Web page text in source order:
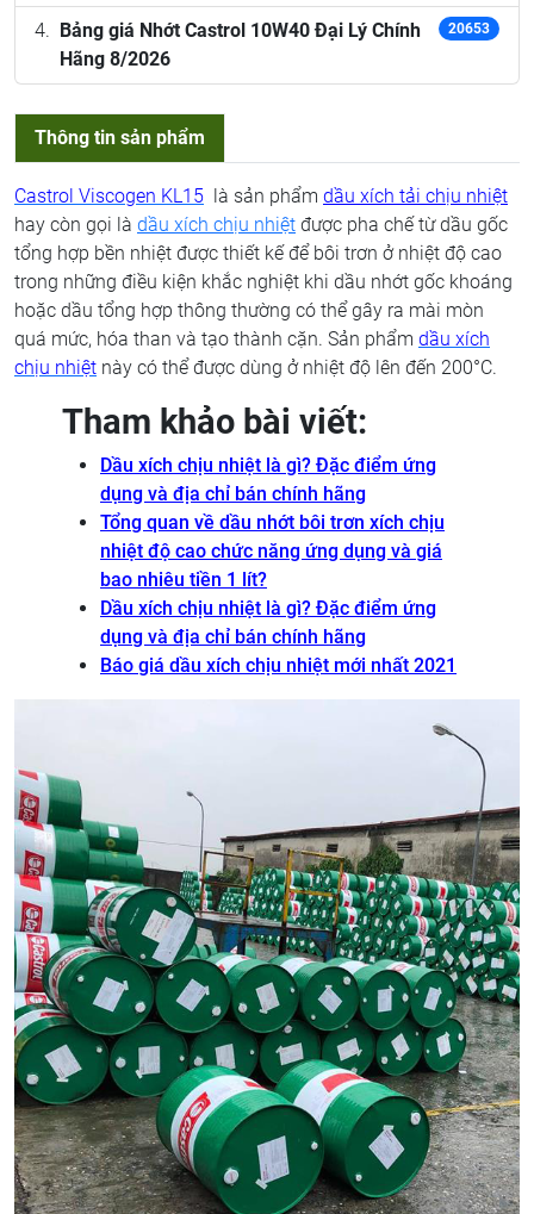
Bảng giá Nhớt Castrol 10W40 Đại Lý Chính
Hãng 8/2026
20653
Thông tin sản phẩm
Castrol Viscogen KL15 là sản phẩm dầu xích tải chịu nhiệt
hay còn gọi là dầu xích chịu nhiệt được pha chế từ dầu gốc
tổng hợp bền nhiệt được thiết kế để bôi trơn ở nhiệt độ cao
trong những điều kiện khắc nghiệt khi dầu nhớt gốc khoáng
hoặc dầu tổng hợp thông thường có thể gây ra mài mòn
quá mức, hóa than và tạo thành cặn. Sản phẩm dầu xích
chịu nhiệt này có thể được dùng ở nhiệt độ lên đến 200°C.
Tham khảo bài viết:
Dầu xích chịu nhiệt là gì? Đặc điểm ứng
dụng và địa chỉ bán chính hãng
Tổng quan về dầu nhớt bôi trơn xích chịu
nhiệt độ cao chức năng ứng dụng và giá
bao nhiêu tiền 1 lít?
Dầu xích chịu nhiệt là gì? Đặc điểm ứng
dụng và địa chỉ bán chính hãng
Báo giá dầu xích chịu nhiệt mới nhất 2021